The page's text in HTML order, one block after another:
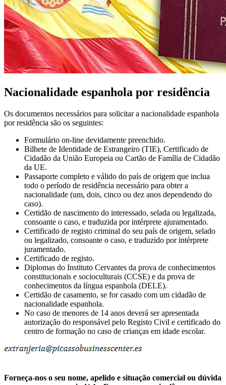
Nacionalidade espanhola por residência
Os documentos necessários para solicitar a nacionalidade espanhola
por residência são os seguintes:
Formulário on-line devidamente preenchido.
Bilhete de Identidade de Estrangeiro (TIE), Certificado de
Cidadão da União Europeia ou Cartão de Família de Cidadão
da UE.
Passaporte completo e válido do país de origem que inclua
todo o período de residência necessário para obter a
nacionalidade (um, dois, cinco ou dez anos dependendo do
caso).
Certidão de nascimento do interessado, selada ou legalizada,
consoante o caso, e traduzida por intérprete ajuramentado.
Certificado de registo criminal do seu país de origem, selado
ou legalizado, consoante o caso, e traduzido por intérprete
juramentado.
Certificado de registo.
Diplomas do Instituto Cervantes da prova de conhecimentos
constitucionais e socioculturais (CCSE) e da prova de
conhecimentos da língua espanhola (DELE).
Certidão de casamento, se for casado com um cidadão de
nacionalidade espanhola.
No caso de menores de 14 anos deverá ser apresentada
autorização do responsável pelo Registo Civil e certificado do
centro de formação no caso de crianças em idade escolar.
Forneça-nos o seu nome, apelido e situação comercial ou dúvida